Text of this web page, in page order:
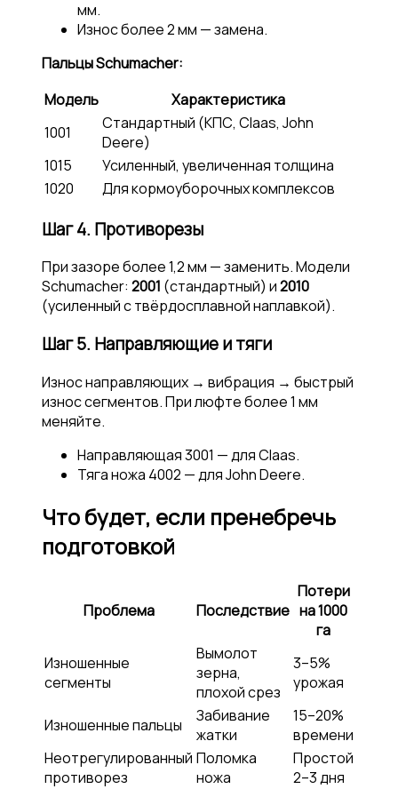
мм.
Износ более 2 мм — замена.
Пальцы Schumacher:
Модель
Характеристика
1001
Стандартный (КПС, Claas, John
Deere)
1015
Усиленный, увеличенная толщина
1020
Для кормоуборочных комплексов
Шаг 4. Противорезы
При зазоре более 1,2 мм — заменить. Модели
Schumacher: 2001 (стандартный) и2010
(усиленный с твёрдосплавной наплавкой).
Шаг 5. Направляющие и тяги
Износ направляющих → вибрация → быстрый
износ сегментов. При люфте более 1 мм
меняйте.
Направляющая 3001 — для Claas.
Тяга ножа 4002 — для John Deere.
Что будет, если пренебречь
подготовкой
Проблема Последствие
Потери
на 1000
га
Изношенные
сегменты
Вымолот
зерна,
плохой срез
3–5%
урожая
Изношенные пальцы
Забивание
жатки
15–20%
времени
Неотрегулированный
противорез
Поломка
ножа
Простой
2–3 дня